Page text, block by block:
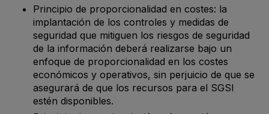
Principio de proporcionalidad en costes: la
implantación de los controles y medidas de
seguridad que mitiguen los riesgos de seguridad
de la información deberá realizarse bajo un
enfoque de proporcionalidad en los costes
económicos y operativos, sin perjuicio de que se
asegurará de que los recursos para el SGSI
estén disponibles.